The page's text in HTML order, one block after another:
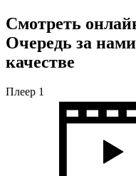
Смотреть
Очередь за
качестве
Плеер 1